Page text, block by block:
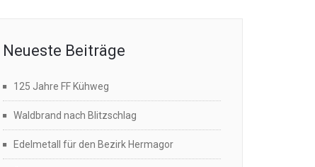
Neueste Beiträge
125 Jahre FF Kühweg
Waldbrand nach Blitzschlag
Edelmetall für den Bezirk Hermagor